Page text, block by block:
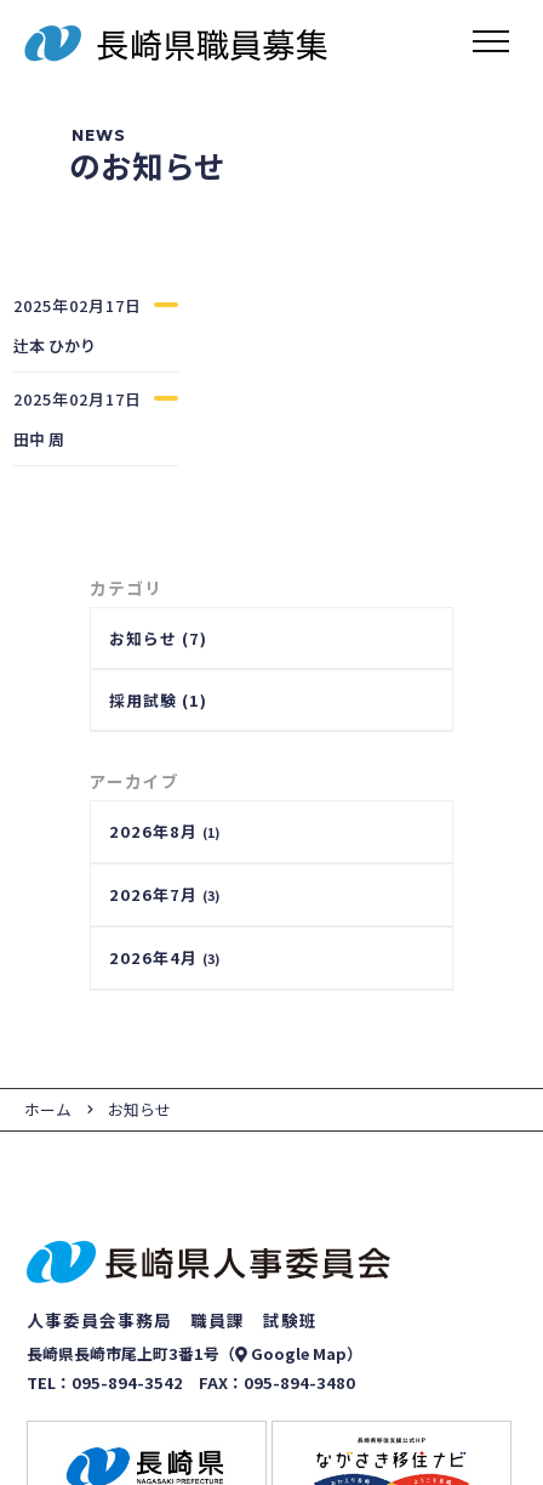
toggle
NEWS
のお知らせ
カテゴリ
お知らせ (7)
採用試験 (1)
アーカイブ
2026年8月 (1)
2026年7月 (3)
2026年4月 (3)
2025年02月17日
辻本 ひかり
2025年02月17日
田中 周
ホーム お知らせ
人事委員会事務局 職員課 試験班
長崎県長崎市尾上町3番1号（ Google Map）
TEL： 095-894-3542 FAX：095-894-3480